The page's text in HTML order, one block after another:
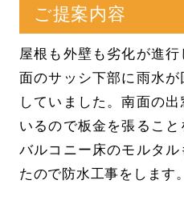
ご提案内容
屋根も外壁も劣化が進
面のサッシ下部に雨水
していました。南面の
いるので板金を張ること
バルコニー床のモルタ
たので防水工事をします。